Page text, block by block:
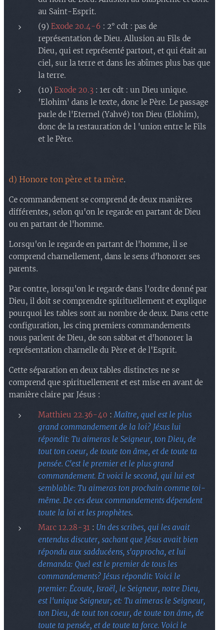
au Saint-Esprit.
(9) Exode 20.4-6 : 2° cdt : pas de
représentation de Dieu. Allusion au Fils de
Dieu, qui est représenté partout, et qui était au
ciel, sur la terre et dans les abîmes plus bas que
la terre.
(10) Exode 20.3 : 1er cdt : un Dieu unique.
'Elohim' dans le texte, donc le Père. Le passage
parle de l'Eternel (Yahvé) ton Dieu (Elohim),
donc de la restauration de l 'union entre le Fils
et le Père.
d) Honore ton père et ta mère.
Ce commandement se comprend de deux manières
différentes, selon qu'on le regarde en partant de Dieu
ou en partant de l'homme.
Lorsqu'on le regarde en partant de l'homme, il se
comprend charnellement, dans le sens d'honorer ses
parents.
Par contre, lorsqu'on le regarde dans l'ordre donné par
Dieu, il doit se comprendre spirituellement et explique
pourquoi les tables sont au nombre de deux. Dans cette
configuration, les cinq premiers commandements
nous parlent de Dieu, de son sabbat et d'honorer la
représentation charnelle du Père et de l'Esprit.
Cette séparation en deux tables distinctes ne se
comprend que spirituellement et est mise en avant de
manière claire par Jésus :
Matthieu 22.36-40 :Maître, quel est le plus
grand commandement de la loi? Jésus lui
répondit: Tu aimeras le Seigneur, ton Dieu, de
tout ton coeur, de toute ton âme, et de toute ta
pensée. C'est le premier et le plus grand
commandement. Et voici le second, qui lui est
semblable: Tu aimeras ton prochain comme toi-
même. De ces deux commandements dépendent
toute la loi et les prophètes.
Marc 12.28-31 : Un des scribes, qui les avait
entendus discuter, sachant que Jésus avait bien
répondu aux sadducéens, s'approcha, et lui
demanda: Quel est le premier de tous les
commandements? Jésus répondit: Voici le
premier: Écoute, Israël, le Seigneur, notre Dieu,
est l'unique Seigneur; et: Tu aimeras le Seigneur,
ton Dieu, de tout ton coeur, de toute ton âme, de
toute ta pensée, et de toute ta force. Voici le